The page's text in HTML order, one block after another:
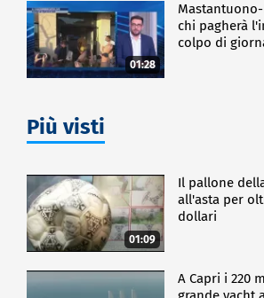
01:28
chi pagherà
colpo di
Più visti
01:09
Il pallone
all'asta per
dollari
A Capri i 220